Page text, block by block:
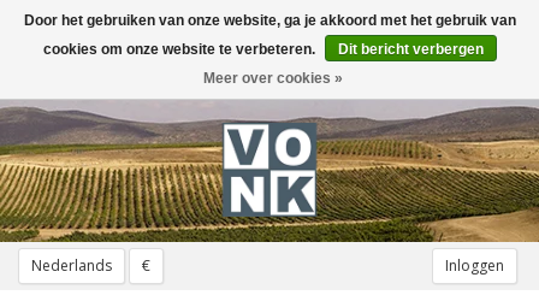
Nederlands € Inloggen
Toggle
navigation
Door het gebruiken van onze website, ga je akkoord met het gebruik van
cookies om onze website te verbeteren.
Dit bericht verbergen
Meer over cookies »